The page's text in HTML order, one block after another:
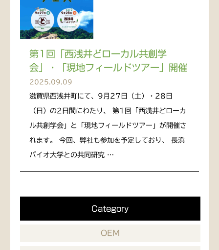
第1回「西浅井どローカル共創学
会」・「現地フィールドツアー」開催
2025.09.09
滋賀県西浅井町にて、9月27日（土）・28日
（日）の2日間にわたり、 第1回「西浅井どローカ
ル共創学会」と「現地フィールドツアー」が開催さ
れます。 今回、弊社も参加を予定しており、 長浜
バイオ大学との共同研究 …
Category
OEM